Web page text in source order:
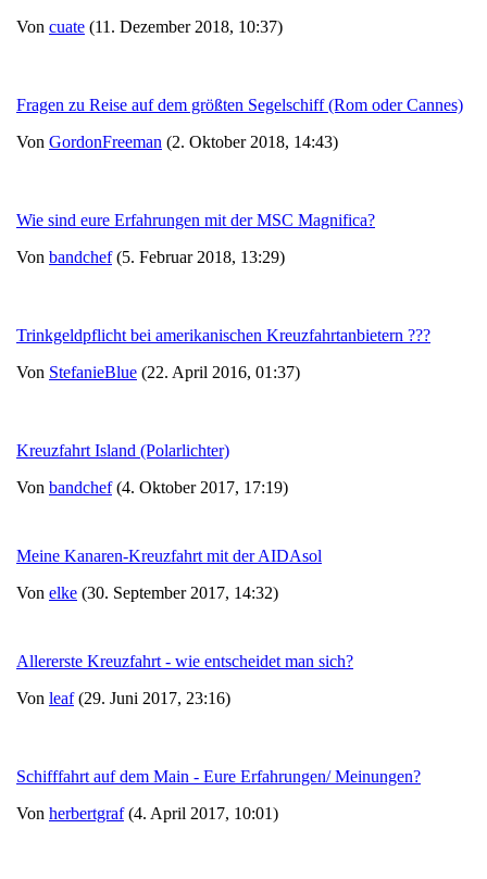
Von cuate (11. Dezember 2018, 10:37)
Fragen zu Reise auf dem größten Segelschiff (Rom oder Cannes)
Von GordonFreeman (2. Oktober 2018, 14:43)
Wie sind eure Erfahrungen mit der MSC Magnifica?
Von bandchef(5. Februar 2018, 13:29)
Trinkgeldpflicht bei amerikanischen Kreuzfahrtanbietern ???
Von StefanieBlue (22. April 2016, 01:37)
Kreuzfahrt Island (Polarlichter)
Von bandchef(4. Oktober 2017, 17:19)
Meine Kanaren-Kreuzfahrt mit der AIDAsol
Von elke (30. September 2017, 14:32)
Allererste Kreuzfahrt - wie entscheidet man sich?
Von leaf(29. Juni 2017, 23:16)
Schifffahrt auf dem Main - Eure Erfahrungen/ Meinungen?
Von herbertgraf(4. April 2017, 10:01)